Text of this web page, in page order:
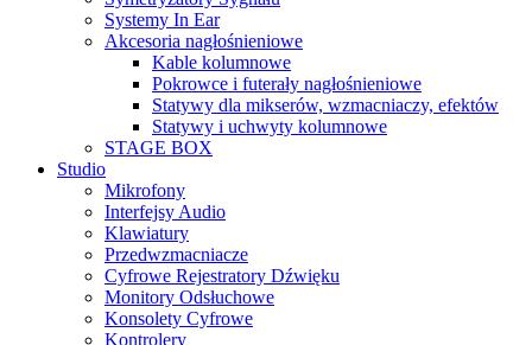
Systemy In Ear
Akcesoria nagłośnieniowe
Kable kolumnowe
Pokrowce i futerały nagłośnieniowe
Statywy dla mikserów, wzmacniaczy, efektów
Statywy i uchwyty kolumnowe
STAGE BOX
Studio
Mikrofony
Interfejsy Audio
Klawiatury
Przedwzmacniacze
Cyfrowe Rejestratory Dźwięku
Monitory Odsłuchowe
Konsolety Cyfrowe
Kontrolery